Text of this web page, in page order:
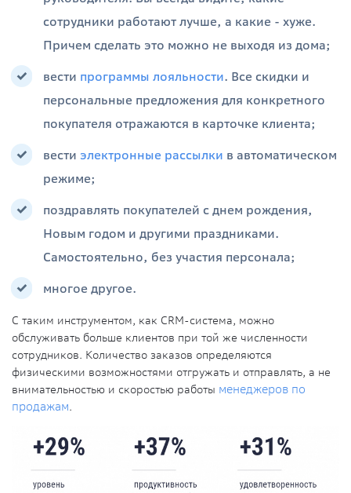
сотрудники работают лучше, а какие - хуже.
Причем сделать это можно не выходя из дома;
вести программы лояльности. Все скидки и
персональные предложения для конкретного
покупателя отражаются в карточке клиента;
вести электронные рассылки в автоматическом
режиме;
поздравлять покупателей с днем рождения,
Новым годом и другими праздниками.
Самостоятельно, без участия персонала;
многое другое.
С таким инструментом, как CRM-система, можно
обслуживать больше клиентов при той же численности
сотрудников. Количество заказов определяются
физическими возможностями отгружать и отправлять, а не
внимательностью и скоростью работы менеджеров по
продажам.